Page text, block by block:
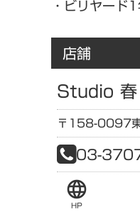
・ビリヤード
店舗
Studio
〒158-0097
03-
language
HP